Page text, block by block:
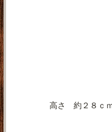
高さ 約２８ｃ